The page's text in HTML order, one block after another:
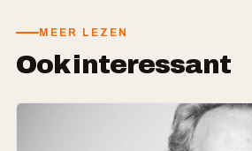
MEER LEZEN
Ook interessant